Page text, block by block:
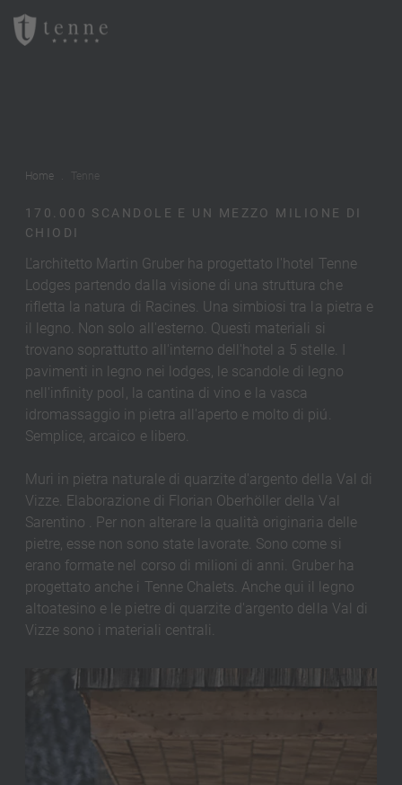
Home Tenne
170.000 SCANDOLE E UN MEZZO MILIONE DI
CHIODI
L'architetto Martin Gruber ha progettato l'hotel Tenne
Lodges partendo dalla visione di una struttura che
rifletta la natura di Racines. Una simbiosi tra la pietra e
il legno. Non solo all'esterno. Questi materiali si
trovano soprattutto all'interno dell'hotel a 5 stelle. I
pavimenti in legno nei lodges, le scandole di legno
nell'infinity pool, la cantina di vino e la vasca
idromassaggio in pietra all'aperto e molto di piú.
Semplice, arcaico e libero.
Muri in pietra naturale di quarzite d'argento della Val di
Vizze. Elaborazione di Florian Oberhöller della Val
Sarentino . Per non alterare la qualità originaria delle
pietre, esse non sono state lavorate. Sono come si
erano formate nel corso di milioni di anni. Gruber ha
progettato anche i Tenne Chalets. Anche qui il legno
altoatesino e le pietre di quarzite d'argento della Val di
Vizze sono i materiali centrali.